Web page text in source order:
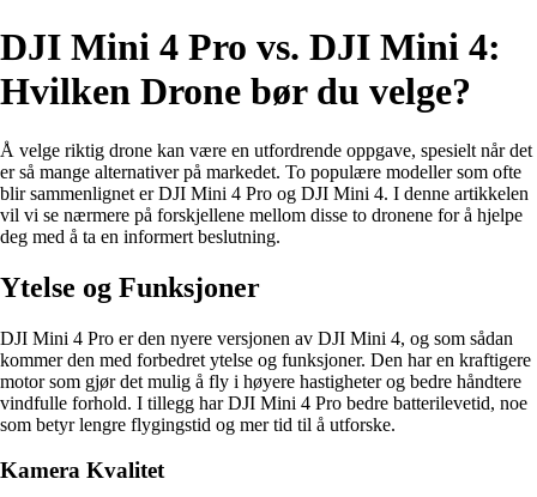
DJI Mini 4 Pro vs. DJI Mini 4:
Hvilken Drone bør du velge?
Å velge riktig drone kan være en utfordrende oppgave, spesielt når det
er så mange alternativer på markedet. To populære modeller som ofte
blir sammenlignet er DJI Mini 4 Pro og DJI Mini 4. I denne artikkelen
vil vi se nærmere på forskjellene mellom disse to dronene for å hjelpe
deg med å ta en informert beslutning.
Ytelse og Funksjoner
DJI Mini 4 Pro er den nyere versjonen av DJI Mini 4, og som sådan
kommer den med forbedret ytelse og funksjoner. Den har en kraftigere
motor som gjør det mulig å fly i høyere hastigheter og bedre håndtere
vindfulle forhold. I tillegg har DJI Mini 4 Pro bedre batterilevetid, noe
som betyr lengre flygingstid og mer tid til å utforske.
Kamera Kvalitet